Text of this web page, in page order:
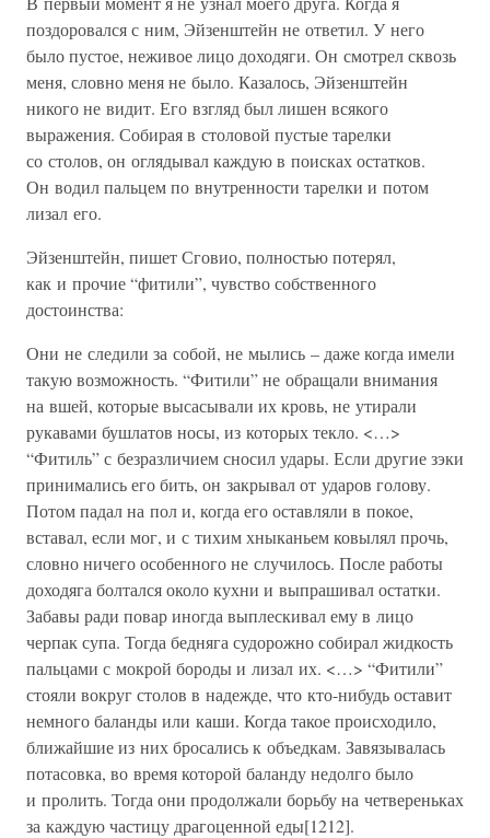
поздоровался с ним, Эйзенштейн не ответил. У него
было пустое, неживое лицо доходяги. Он смотрел сквозь
меня, словно меня не было. Казалось, Эйзенштейн
никого не видит. Его взгляд был лишен всякого
выражения. Собирая в столовой пустые тарелки
со столов, он оглядывал каждую в поисках остатков.
Он водил пальцем по внутренности тарелки и потом
лизал его.
Эйзенштейн, пишет Сговио, полностью потерял,
как и прочие “фитили”, чувство собственного
достоинства:
Они не следили за собой, не мылись – даже когда имели
такую возможность. “Фитили” не обращали внимания
на вшей, которые высасывали их кровь, не утирали
рукавами бушлатов носы, из которых текло. <…>
“Фитиль” с безразличием сносил удары. Если другие зэки
принимались его бить, он закрывал от ударов голову.
Потом падал на пол и, когда его оставляли в покое,
вставал, если мог, и с тихим хныканьем ковылял прочь,
словно ничего особенного не случилось. После работы
доходяга болтался около кухни и выпрашивал остатки.
Забавы ради повар иногда выплескивал ему в лицо
черпак супа. Тогда бедняга судорожно собирал жидкость
пальцами с мокрой бороды и лизал их. <…> “Фитили”
стояли вокруг столов в надежде, что кто-нибудь оставит
немного баланды или каши. Когда такое происходило,
ближайшие из них бросались к объедкам. Завязывалась
потасовка, во время которой баланду недолго было
и пролить. Тогда они продолжали борьбу на четвереньках
за каждую частицу драгоценной еды[1212].